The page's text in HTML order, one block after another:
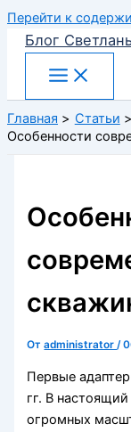
Перейти к
Блог
Главная Статьи
Особенности
Отadministrator/
Первые
гг. В
огромных